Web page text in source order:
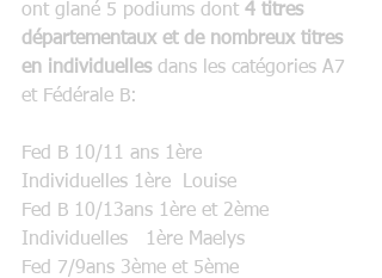
ont glané 5 podiums dont 4 titres
départementaux et de nombreux titres
en individuelles dans les catégories A7
et Fédérale B:
Fed B 10/11 ans 1ère
Individuelles 1ère  Louise
Fed B 10/13ans 1ère et 2ème
Individuelles   1ère Maelys
Fed 7/9ans 3ème et 5ème